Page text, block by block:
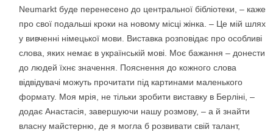
Neumarkt буде перенесено до центральної бібліотеки, – каже
про свої подальші кроки на новому місці жінка. – Це мій шлях
у вивченні німецької мови. Виставка розповідає про особливі
слова, яких немає в українській мові. Моє бажання – донести
до людей їхнє значення. Пояснення до кожного слова
відвідувачі можуть прочитати під картинами маленького
формату. Моя мрія, не тільки зробити виставку в Берліні, –
додає Анастасія, завершуючи нашу розмову, – а й знайти
власну майстерню, де я могла б розвивати свій талант,